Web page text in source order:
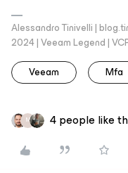
Alessandro Tinivelli |
2024 | Veeam Legend |
Veeam
Mfa
M 4 people like